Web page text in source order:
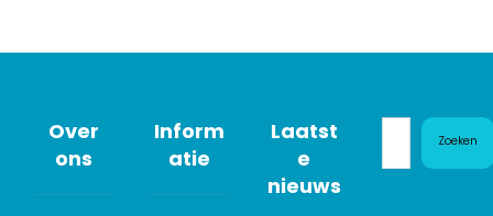
Over
ons
Inform
atie
Laatst
e
nieuws
Zoeken